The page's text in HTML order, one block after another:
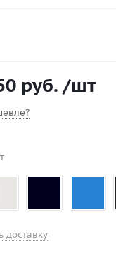
руб. /шт
доставку